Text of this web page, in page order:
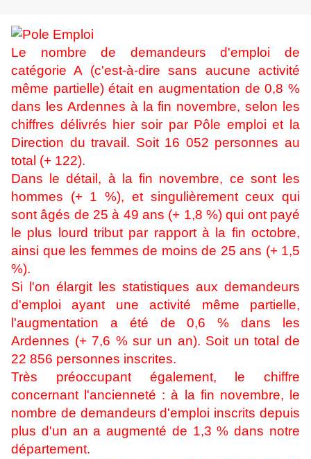
Le nombre de demandeurs d'emploi de
catégorie A (c'est-à-dire sans aucune activité
même partielle) était en augmentation de 0,8 %
dans les Ardennes à la fin novembre, selon les
chiffres délivrés hier soir par Pôle emploi et la
Direction du travail. Soit 16 052 personnes au
total (+ 122).
Dans le détail, à la fin novembre, ce sont les
hommes (+ 1 %), et singulièrement ceux qui
sont âgés de 25 à 49 ans (+ 1,8 %) qui ont payé
le plus lourd tribut par rapport à la fin octobre,
ainsi que les femmes de moins de 25 ans (+ 1,5
%).
Si l'on élargit les statistiques aux demandeurs
d'emploi ayant une activité même partielle,
l'augmentation a été de 0,6 % dans les
Ardennes (+ 7,6 % sur un an). Soit un total de
22 856 personnes inscrites.
Très préoccupant également, le chiffre
concernant l'ancienneté : à la fin novembre, le
nombre de demandeurs d'emploi inscrits depuis
plus d'un an a augmenté de 1,3 % dans notre
département.